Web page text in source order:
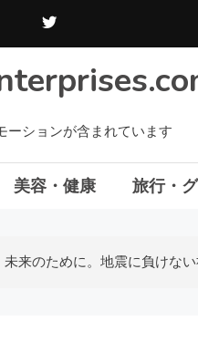
ーションが含まれています
美容・健康 旅行・
来のために。地震に負けな